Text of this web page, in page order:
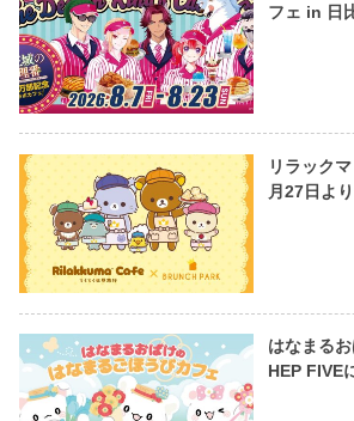
フェ in 日
リラック
月27日よ
はなまる
HEP FIVE